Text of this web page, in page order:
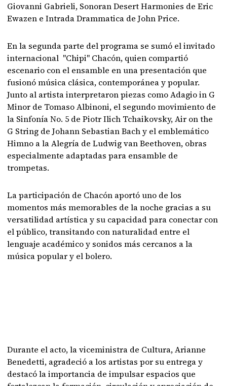
Giovanni Gabrieli, Sonoran Desert Harmonies de Eric
Ewazen e Intrada Drammatica de John Price.
En la segunda parte del programa se sumó el invitado
internacional "Chipi" Chacón, quien compartió
escenario con el ensamble en una presentación que
fusionó música clásica, contemporánea y popular.
Junto al artista interpretaron piezas como Adagio in G
Minor de Tomaso Albinoni, el segundo movimiento de
la Sinfonía No. 5 de Piotr Ilich Tchaikovsky, Air on the
G String de Johann Sebastian Bach y el emblemático
Himno a la Alegría de Ludwig van Beethoven, obras
especialmente adaptadas para ensamble de
trompetas.
La participación de Chacón aportó uno de los
momentos más memorables de la noche gracias a su
versatilidad artística y su capacidad para conectar con
el público, transitando con naturalidad entre el
lenguaje académico y sonidos más cercanos a la
música popular y el bolero.
Durante el acto, la viceministra de Cultura, Arianne
Benedetti, agradeció a los artistas por su entrega y
destacó la importancia de impulsar espacios que